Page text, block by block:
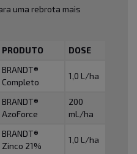
uma rebrota mais
PRODUTO DOSE
BRANDT®
Completo
1,0 L/ha
BRANDT®
AzoForce
200
mL/ha
BRANDT®
Zinco 21%
1,0 L/ha